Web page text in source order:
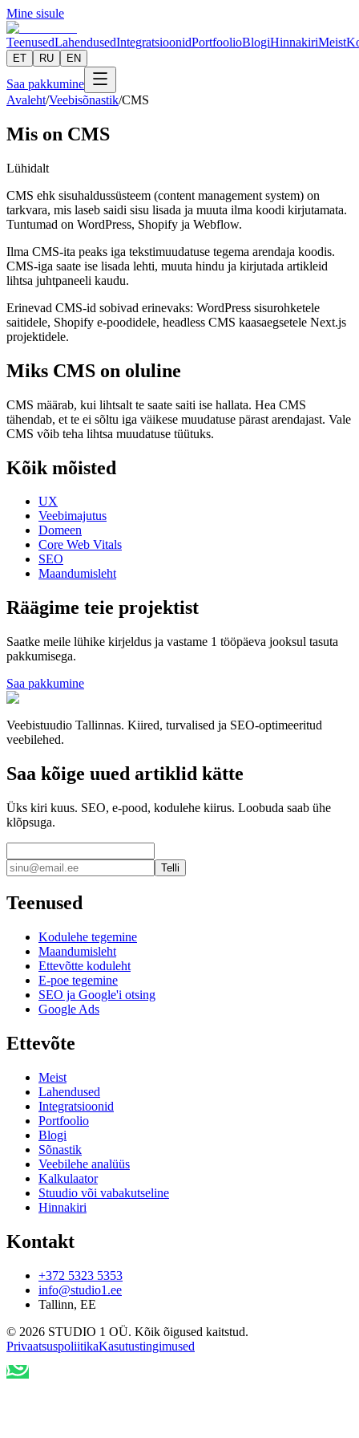
Mine sisule
TeenusedLahendusedIntegratsioonidPortfoolioBlogiHinnakiriMeist
ET RU EN
Saa pakkumine
Avaleht/Veebisõnastik/CMS
Mis on CMS
Lühidalt
CMS ehk sisuhaldussüsteem (content management system) on
tarkvara, mis laseb saidi sisu lisada ja muuta ilma koodi kirjutamata.
Tuntumad on WordPress, Shopify ja Webflow.
Ilma CMS-ita peaks iga tekstimuudatuse tegema arendaja koodis.
CMS-iga saate ise lisada lehti, muuta hindu ja kirjutada artikleid
lihtsa juhtpaneeli kaudu.
Erinevad CMS-id sobivad erinevaks: WordPress sisurohketele
saitidele, Shopify e-poodidele, headless CMS kaasaegsetele Next.js
projektidele.
Miks CMS on oluline
CMS määrab, kui lihtsalt te saate saiti ise hallata. Hea CMS
tähendab, et te ei sõltu iga väikese muudatuse pärast arendajast. Vale
CMS võib teha lihtsa muudatuse tüütuks.
Kõik mõisted
UX
Veebimajutus
Domeen
Core Web Vitals
SEO
Maandumisleht
Räägime teie projektist
Saatke meile lühike kirjeldus ja vastame 1 tööpäeva jooksul tasuta
pakkumisega.
Saa pakkumine
Veebistuudio Tallinnas. Kiired, turvalised ja SEO-optimeeritud
veebilehed.
Saa kõige uued artiklid kätte
Üks kiri kuus. SEO, e-pood, kodulehe kiirus. Loobuda saab ühe
klõpsuga.
Telli
Teenused
Kodulehe tegemine
Maandumisleht
Ettevõtte koduleht
E-poe tegemine
SEO ja Google'i otsing
Google Ads
Ettevõte
Meist
Lahendused
Integratsioonid
Portfoolio
Blogi
Sõnastik
Veebilehe analüüs
Kalkulaator
Stuudio või vabakutseline
Hinnakiri
Kontakt
+372 5323 5353
info@studio1.ee
Tallinn, EE
© 2026 STUDIO 1 OÜ. Kõik õigused kaitstud.
PrivaatsuspoliitikaKasutustingimused